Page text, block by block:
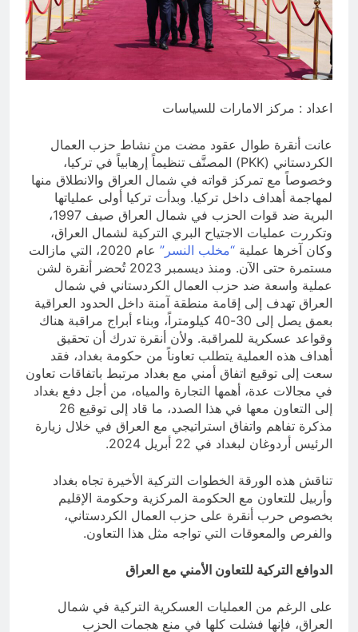
قويدات مجلس قيادة ثورة الإطار
التسخيتي, من اصحاب الكساء الى
المعصوبين الاثني عشر، حجج اللات
اعداد : مركز الامارات للسياسات
عانت أنقرة طوال عقود مضت من نشاط حزب العمال
الكردستاني (PKK) المصنَّف تنظيماً إرهابياً في تركيا،
وخصوصاً مع تمركز قواته في شمال العراق والانطلاق منها
لمهاجمة أهداف داخل تركيا. وبدأت تركيا أولى عملياتها
البرية ضد قوات الحزب في شمال العراق صيف 1997،
وتكررت عمليات الاجتياح البري التركية لشمال العراق،
وكان آخرها عملية “مخلب النسر”
عام 2020، التي مازالت
مستمرة حتى الآن. ومنذ ديسمبر 2023 تُحضر أنقرة لشن
عملية واسعة ضد حزب العمال الكردستاني في شمال
العراق تهدف إلى إقامة منطقة آمنة داخل الحدود العراقية
بعمق يصل إلى 30-40 كيلومتراً، وبناء أبراج مراقبة هناك
وقواعد عسكرية للمراقبة. ولأن أنقرة تدرك أن تحقيق
أهداف هذه العملية يتطلب تعاوناً من حكومة بغداد، فقد
سعت إلى توقيع اتفاق أمني مع بغداد مرتبط باتفاقات تعاون
في مجالات عدة، أهمها التجارة والمياه، من أجل دفع بغداد
إلى التعاون معها في هذا الصدد، ما قاد إلى توقيع 26
مذكرة تفاهم واتفاق استراتيجي مع العراق في خلال زيارة
الرئيس أردوغان لبغداد في 22 أبريل 2024.
تناقش هذه الورقة الخطوات التركية الأخيرة تجاه بغداد
وأربيل للتعاون مع الحكومة المركزية وحكومة الإقليم
بخصوص حرب أنقرة على حزب العمال الكردستاني،
والفرص والمعوقات التي تواجه مثل هذا التعاون.
الدوافع التركية للتعاون الأمني مع العراق
على الرغم من العمليات العسكرية التركية في شمال
العراق، فإنها فشلت كلها في منع هجمات الحزب